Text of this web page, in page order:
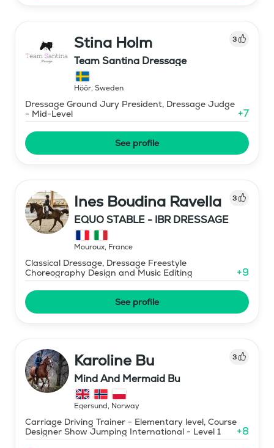
Stina Holm 3
Team Santina Dressage
Höör, Sweden
Dressage Ground Jury President, Dressage Judge
- Mid-Level
+7
See profile
Ines Boudina Ravella 3
EQUO STABLE - IBR DRESSAGE
Mouroux, France
Classical Dressage, Dressage Freestyle
Choreography Design and Music Editing
+9
See profile
Karoline Bu 3
Mind And Mermaid Bu
Egersund, Norway
Carriage Driving Trainer - Elementary level, Course
Designer Show Jumping International - Level 1
+8